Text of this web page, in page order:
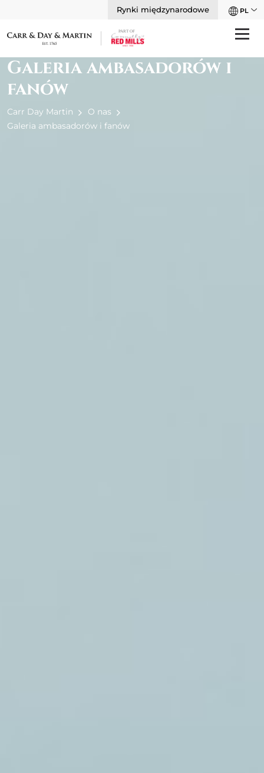
Rynki międzynarodowe PL
Galeria ambasadorów i
fanów
Carr Day Martin
O nas
Galeria ambasadorów i fanów